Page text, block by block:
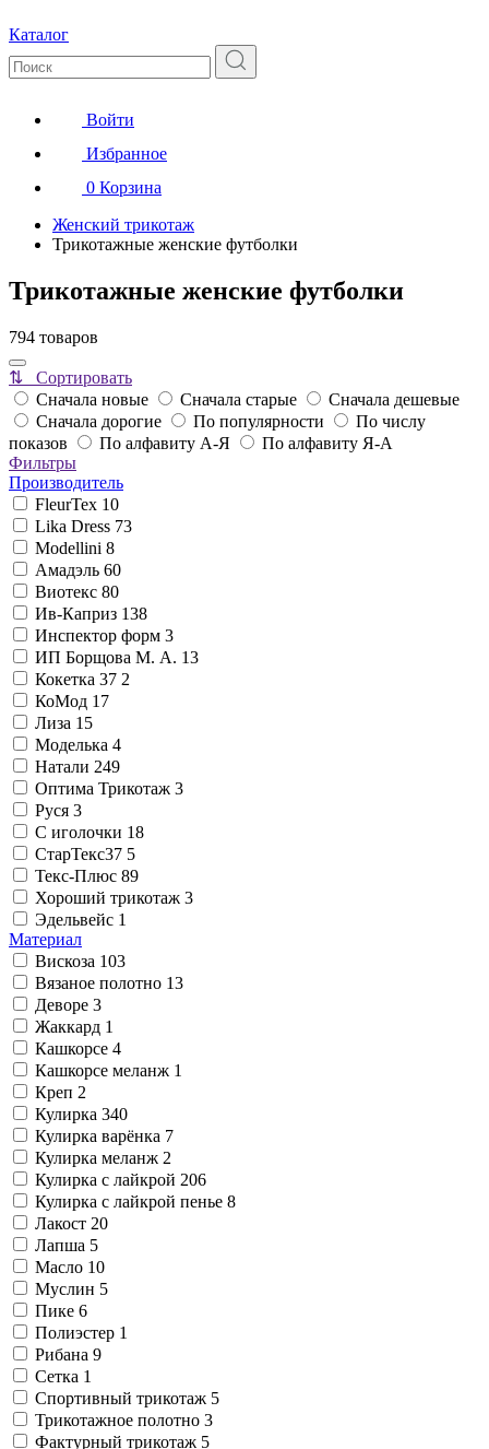
Каталог
Войти
Избранное
0 Корзина
Женский трикотаж
Трикотажные женские футболки
Трикотажные женские футболки
794 товаров
⇅ Сортировать
Сначала новые
Сначала старые
Сначала дешевые
Сначала дорогие
По популярности
По числу
показов
По алфавиту А-Я
По алфавиту Я-А
Фильтры
Производитель
FleurTex 10
Lika Dress 73
Modellini 8
Амадэль 60
Виотекс 80
Ив-Каприз 138
Инспектор форм 3
ИП Борщова М. А. 13
Кокетка 37 2
КоМод 17
Лиза 15
Моделька 4
Натали 249
Оптима Трикотаж 3
Руся 3
С иголочки 18
СтарТекс37 5
Текс-Плюс 89
Хороший трикотаж 3
Эдельвейс 1
Материал
Вискоза 103
Вязаное полотно 13
Деворе 3
Жаккард 1
Кашкорсе 4
Кашкорсе меланж 1
Креп 2
Кулирка 340
Кулирка варёнка 7
Кулирка меланж 2
Кулирка с лайкрой 206
Кулирка с лайкрой пенье 8
Лакост 20
Лапша 5
Масло 10
Муслин 5
Пике 6
Полиэстер 1
Рибана 9
Сетка 1
Спортивный трикотаж 5
Трикотажное полотно 3
Фактурный трикотаж 5